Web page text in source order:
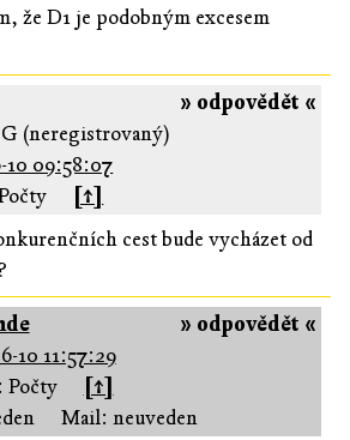
že D1 je podobným excesem
» odpovědět «
(neregistrovaný)
10 09:58:07
[↑]
cest bude vycházet od
» odpovědět «
10 11:57:29
Počty
[↑]
Mail: neuveden